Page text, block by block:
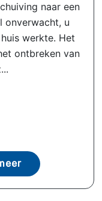
naar een
onverwacht, u
werkte. Het
ontbreken van